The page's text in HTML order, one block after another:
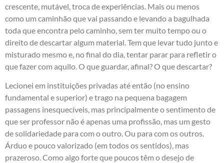
crescente, mutável, troca de experiências. Mais ou menos
como um caminhão que vai passando e levando a bagulhada
toda que encontra pelo caminho, sem ter muito tempo ou o
direito de descartar algum material. Tem que levar tudo junto e
misturado mesmo e, no final do dia, tentar parar para refletir o
que fazer com aquilo. O que guardar, afinal? O que descartar?
Lecionei em instituições privadas até então (no ensino
fundamental e superior) e trago na pequena bagagem
passagens inesquecíveis, mas principalmente o sentimento de
que ser professor não é apenas uma profissão, mas um gesto
de solidariedade para com o outro. Ou para com os outros.
Árduo e pouco valorizado (em todos os sentidos), mas
prazeroso. Como algo forte que poucos têm o desejo de